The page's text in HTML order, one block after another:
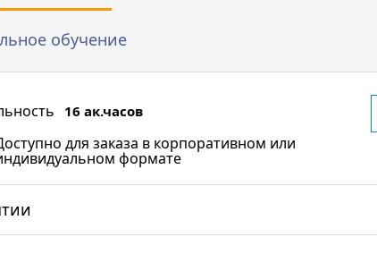
обучение
16 ак.часов
для заказа в корпоративном или
формате